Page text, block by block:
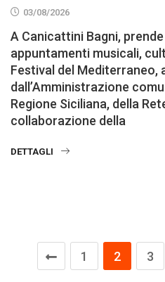
03/08/2026
A Canicattini Bagni,
appuntamenti musicali,
Festival del Mediterraneo,
dall’Amministrazione
Regione Siciliana, della
collaborazione della
DETTAGLI
1 2 3